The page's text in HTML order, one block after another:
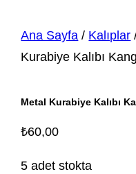
Ana Sayfa / Kalıplar
Kurabiye Kalıbı
Metal Kurabiye Kalıbı
₺60,00
5 adet stokta